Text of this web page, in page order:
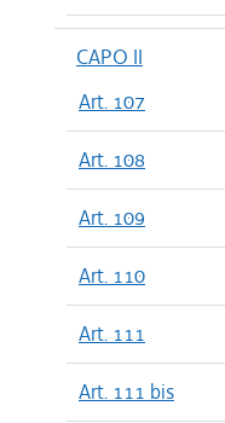
CAPO II
Art. 107
Art. 108
Art. 109
Art. 110
Art. 111
Art. 111 bis